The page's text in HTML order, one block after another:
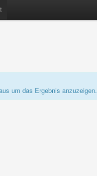
um das Ergebnis anzuzeigen.